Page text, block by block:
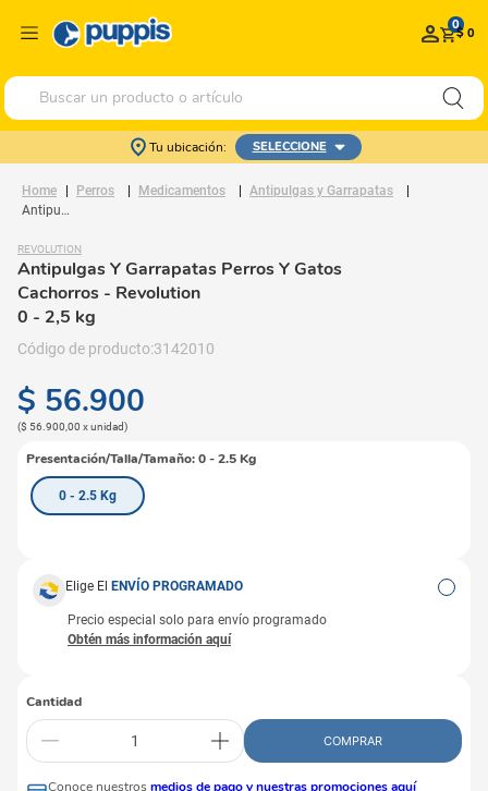
0$ 0
Buscar un producto o artículo
Tu ubicación: SELECCIONE
Perros Medicamentos
Antipulgas y Garrapatas
Antipulgas Y Garrapatas Perros Y Gatos Cachorros
REVOLUTION
Antipulgas Y Garrapatas Perros Y Gatos
Cachorros - Revolution
0 - 2,5 kg
3142010
$ 56.900
($ 56.900,00 xunidad)
Presentación/Talla/Tamaño:0 - 2.5 Kg
0 - 2.5 Kg
Elige El ENVÍO PROGRAMADO
Precio especial solo para envío programado
Cantidad
COMPRAR
Conoce nuestros medios de pago y nuestras promociones aquí